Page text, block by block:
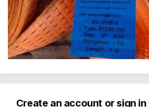
Create an account or sign